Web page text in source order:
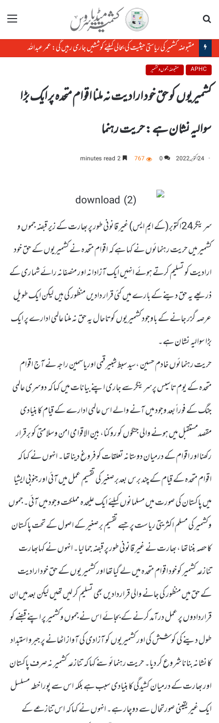
مینو
مقبوضہ کشمیر کی ریاستی حیثیت کی بحالی کیلئے کوششیں جاری رہیں گی: عمر عبداللہ
APHC مقبوضہ جموں و کشمیر
کشمیریوں کو حق خود ارادیت نہ ملنا اقوام متحدہ پر ایک بڑا
سوالیہ نشان ہے : حریت رہنما
24 اکتوبر, 2022 0
767
سرینگر24اکتوبر(کے ایم ایس) غیر قانونی طور پر بھارت کے زیر قبضہ جموں و
کشمیر میں حریت رہنمائوں نے کہا ہے کہ اقوام متحدہ نے کشمیریوں کے حق خود
ارادیت کو تسلیم کرتے ہوئے انہیں ایک آزادانہ اور منصفانہ رائے شماری کے
ذریعے یہ حق دینے کے بارے میں کئی قرار دادیں منظور کی ہیں لیکن ایک طویل
عرصہ گزر جانے کے باوجود کشمیریوں کوتاحال یہ حق نہ ملنا عالمی ادارے پر ایک
بڑا سوالیہ نشان ہے۔
حریت رہنمائوں خادم حسین ،سید سبط شبیر قمی اوریاسمین راجہ نے آج اقوام
متحدہ کے یوم تاسیس پرسرینگر سے جاری اپنے بیانات میں کہا کہ دوسری عالمی
جنگ کے فورا ًبعد وجود میں آنے والے اس عالمی ادارے کے قیام کا بنیادی
مقصدمستقبل میں ہونے والی جنگوں کو روکنا، بین الاقوامی امن وسلامتی کو برقرار
رکھنا اور اقوام کے درمیان دوستانہ تعلقات کو فروغ دینا تھا۔ انہوں نے کہا کہ
اقوام متحدہ کے قیام کے چند برس بعدبرصغیر کی تقسیم عمل میں آئی اور جنوبی ایشیا
میں پاکستان کی صورت میں مسلمانوں کیلئے ایک علیحدہ مملکت وجود میں آئی۔ جموں
وکشمیر کی مسلم اکثریتی ریاست پر جسے تقسیم برصغیر کے اصول کے تحت پاکستان
کا حصہ بننا تھا ، بھارت نے غیر قانونی طور پر قبضہ جما لیا۔ انہوں نے کہابھارت
تنازعہ کشمیر کوخود اقوام متحدہ میں لے گیا تھا اور کشمیر یوں کے حق خود ارادیت
کے حق میں منظور کی جانے والی قراردادیں بھی تسلیم کر لیں تھیں لیکن بعدمیں ان
قراردادوں پر عمل درآمد کرنے کے بجائے اس نے جموں وکشمیر پر اپنے قبضے کو
طول دینے کی کوشش کی اور کشمیریوں کو آزادی کی آواز اٹھانے پر جبرو استبداد
کا نشانہ بنانا شروع کر دیا۔ حریت رہنمائوںنے کہا کہ تنازعہ کشمیر نہ صرف پاکستان
اور بھارت کے درمیان کشیدگی کا بنیادی سبب ہے بلکہ اس سے پورا خطہ مسلسل
ایک غیر یقینی صورتحال سے دوچار ہے۔ انہوں نے کہا کہ اس تنازعے کے